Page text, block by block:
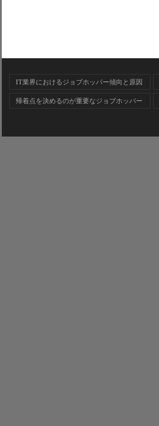
IT業界におけるジョブホッパー傾向と原因
帰着点を決めるのが重要なジョブホッパー